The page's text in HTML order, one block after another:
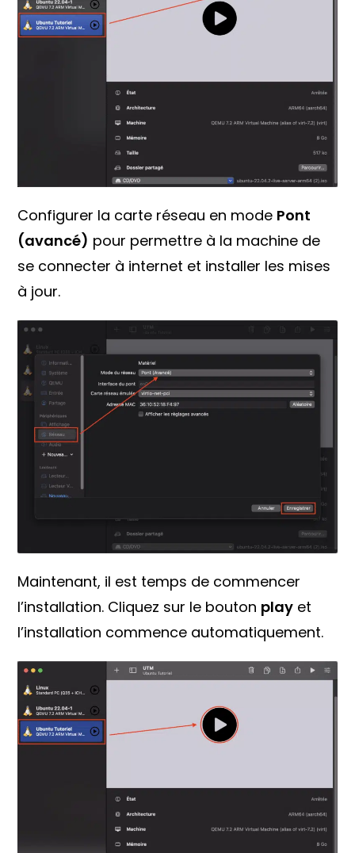
Configurer la carte réseau en mode Pont
(avancé) pour permettre à la machine de
se connecter à internet et installer les mises
à jour.
Maintenant, il est temps de commencer
l’installation. Cliquez sur le bouton play et
l’installation commence automatiquement.